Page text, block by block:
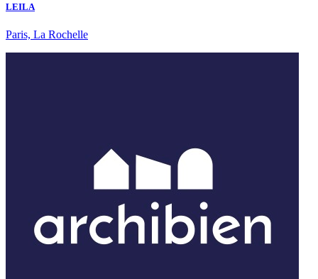
LEILA
Paris, La Rochelle